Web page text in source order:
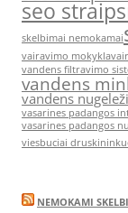
seo
skelbimai nemokamai
vairavimo mokykla
vandens filtravimo
vandens
vandens
vasarines padangos
vasarines padangos
viesbuciai
NEMOKAMI